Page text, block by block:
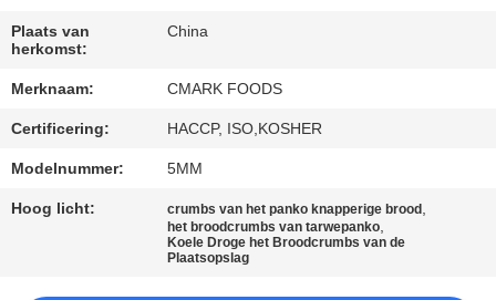
MET
ONS
NIEUWS
Plaats van
herkomst:
China
Merknaam: CMARK FOODS
Certificering: HACCP, ISO,KOSHER
Modelnummer: 5MM
Hoog licht: crumbs van het panko knapperige brood ,
het broodcrumbs van tarwepanko,
Koele Droge het Broodcrumbs van de
Plaatsopslag